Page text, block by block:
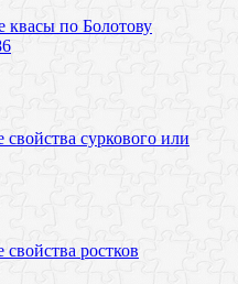
квасы по Болотову
суркового или
ростков